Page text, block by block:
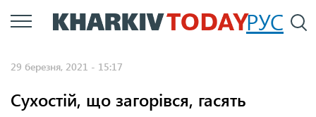
Перейти
до
РУС
29 березня, 2021 - 15:17
Сухостій, що загорівся, гасять